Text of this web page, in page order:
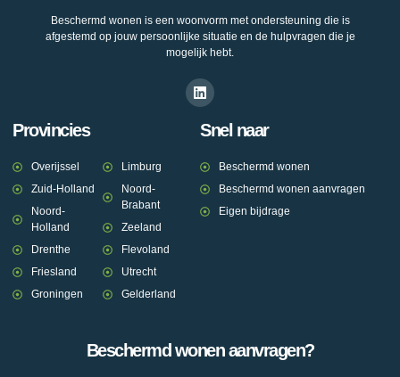
Beschermd wonen is een woonvorm met ondersteuning die is
afgestemd op jouw persoonlijke situatie en de hulpvragen die je
mogelijk hebt.
Provincies
Overijssel
Zuid-Holland
Noord-
Holland
Drenthe
Friesland
Groningen
Limburg
Noord-
Brabant
Zeeland
Flevoland
Utrecht
Gelderland
Snel naar
Beschermd wonen
Beschermd wonen aanvragen
Eigen bijdrage
Beschermd wonen aanvragen?